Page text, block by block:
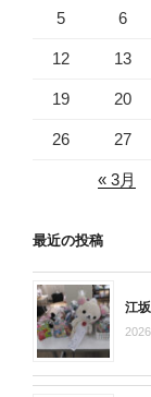
5 6
12 13
19 20
26 27
« 3月
最近の投稿
江